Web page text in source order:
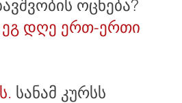
ოცნება?
ეგ დღე ერთ-ერთი
სანამ კურსს